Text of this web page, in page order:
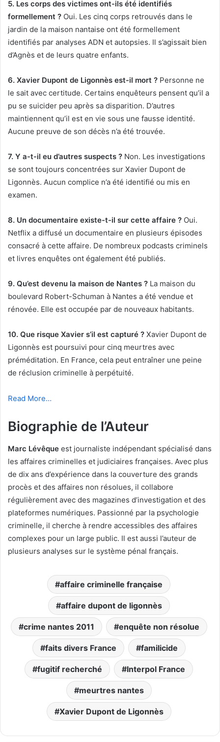
5. Les corps des victimes ont-ils été identifiés
formellement ? Oui. Les cinq corps retrouvés dans le
jardin de la maison nantaise ont été formellement
identifiés par analyses ADN et autopsies. Il s’agissait bien
d’Agnès et de leurs quatre enfants.
6. Xavier Dupont de Ligonnès est-il mort ? Personne ne
le sait avec certitude. Certains enquêteurs pensent qu’il a
pu se suicider peu après sa disparition. D’autres
maintiennent qu’il est en vie sous une fausse identité.
Aucune preuve de son décès n’a été trouvée.
7. Y a-t-il eu d’autres suspects ? Non. Les investigations
se sont toujours concentrées sur Xavier Dupont de
Ligonnès. Aucun complice n’a été identifié ou mis en
examen.
8. Un documentaire existe-t-il sur cette affaire ? Oui.
Netflix a diffusé un documentaire en plusieurs épisodes
consacré à cette affaire. De nombreux podcasts criminels
et livres enquêtes ont également été publiés.
9. Qu’est devenu la maison de Nantes ? La maison du
boulevard Robert-Schuman à Nantes a été vendue et
rénovée. Elle est occupée par de nouveaux habitants.
10. Que risque Xavier s’il est capturé ? Xavier Dupont de
Ligonnès est poursuivi pour cinq meurtres avec
préméditation. En France, cela peut entraîner une peine
de réclusion criminelle à perpétuité.
Read More…
Biographie de l’Auteur
Marc Lévêque est journaliste indépendant spécialisé dans
les affaires criminelles et judiciaires françaises. Avec plus
de dix ans d’expérience dans la couverture des grands
procès et des affaires non résolues, il collabore
régulièrement avec des magazines d’investigation et des
plateformes numériques. Passionné par la psychologie
criminelle, il cherche à rendre accessibles des affaires
complexes pour un large public. Il est aussi l’auteur de
plusieurs analyses sur le système pénal français.
affaire criminelle française
affaire dupont de ligonnès
crime nantes 2011 enquête non résolue
faits divers France familicide
fugitif recherché Interpol France
meurtres nantes
Xavier Dupont de Ligonnès